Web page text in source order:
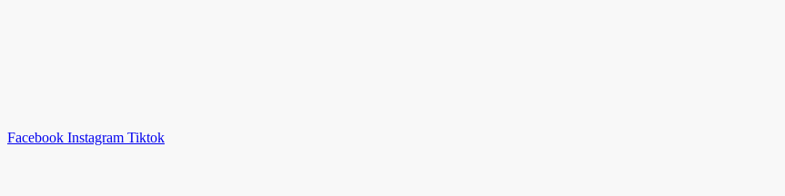
Facebook Instagram Tiktok